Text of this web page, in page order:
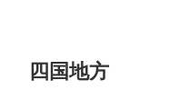
四国地方